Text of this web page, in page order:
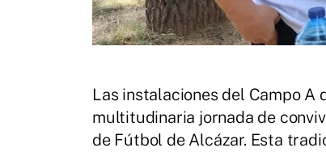
Las instalaciones del Campo A
multitudinaria jornada de
de Fútbol de Alcázar. Esta